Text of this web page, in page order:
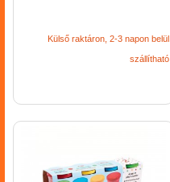
Külső raktáron, 2-3 napon belül
szállítható